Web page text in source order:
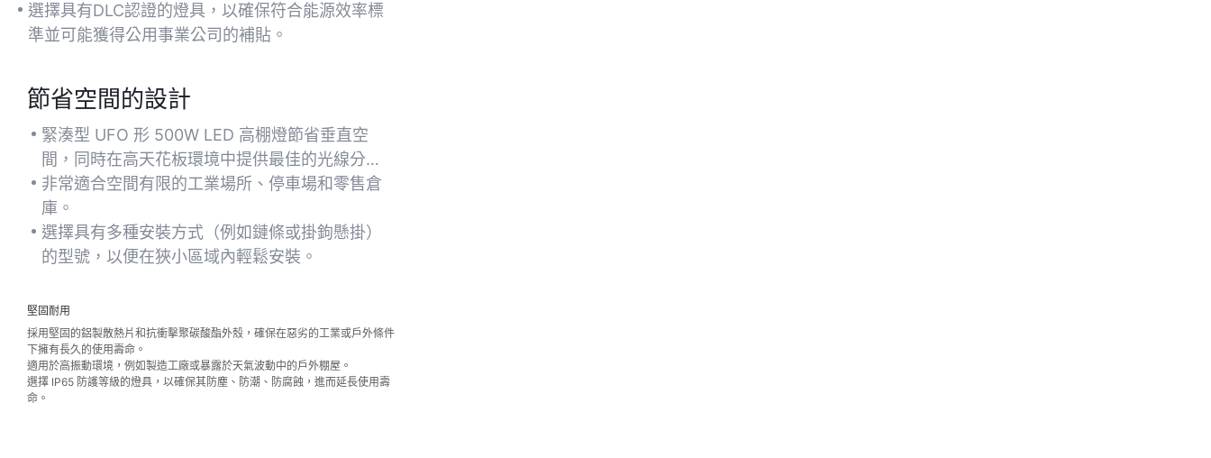
選擇具有DLC認證的燈具，以確保符合能源效率標
準並可能獲得公用事業公司的補貼。
節省空間的設計
緊湊型 UFO 形 500W LED 高棚燈節省垂直空
間，同時在高天花板環境中提供最佳的光線分
佈。
非常適合空間有限的工業場所、停車場和零售倉
庫。
選擇具有多種安裝方式（例如鏈條或掛鉤懸掛）
的型號，以便在狹小區域內輕鬆安裝。
堅固耐用
採用堅固的鋁製散熱片和抗衝擊聚碳酸酯外殼，確保在惡劣的工業或戶外條件
下擁有長久的使用壽命。
適用於高振動環境，例如製造工廠或暴露於天氣波動中的戶外棚屋。
選擇 IP65 防護等級的燈具，以確保其防塵、防潮、防腐蝕，進而延長使用壽
命。